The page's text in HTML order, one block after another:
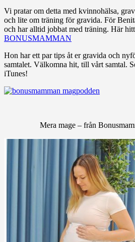
Vi pratar om detta med kvinnohälsa,
och lite om träning för gravida. För
och har alltid jobbat med träning. Här
BONUSMAMMAN
Hon har ett par tips åt er gravida och
samtalet. Välkomna hit, till vårt samtal.
iTunes!
Mera mage – från